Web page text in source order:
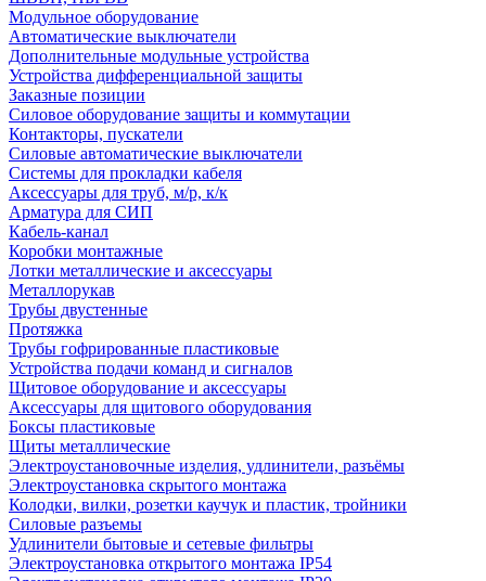
Модульное оборудование
Автоматические выключатели
Дополнительные модульные устройства
Устройства дифференциальной защиты
Заказные позиции
Силовое оборудование защиты и коммутации
Контакторы, пускатели
Силовые автоматические выключатели
Системы для прокладки кабеля
Аксессуары для труб, м/р, к/к
Арматура для СИП
Кабель-канал
Коробки монтажные
Лотки металлические и аксессуары
Металлорукав
Трубы двустенные
Протяжка
Трубы гофрированные пластиковые
Устройства подачи команд и сигналов
Щитовое оборудование и аксессуары
Аксессуары для щитового оборудования
Боксы пластиковые
Щиты металлические
Электроустановочные изделия, удлинители, разъёмы
Электроустановка скрытого монтажа
Колодки, вилки, розетки каучук и пластик, тройники
Силовые разъемы
Удлинители бытовые и сетевые фильтры
Электроустановка открытого монтажа IP54